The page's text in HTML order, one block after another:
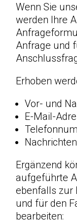
Wenn Sie
werden Ihre
Anfrage und
Erhoben
Vor- und
E-Mail-
Ergänzend
aufgeführte
ebenfalls zur
und für den
bearbeiten: